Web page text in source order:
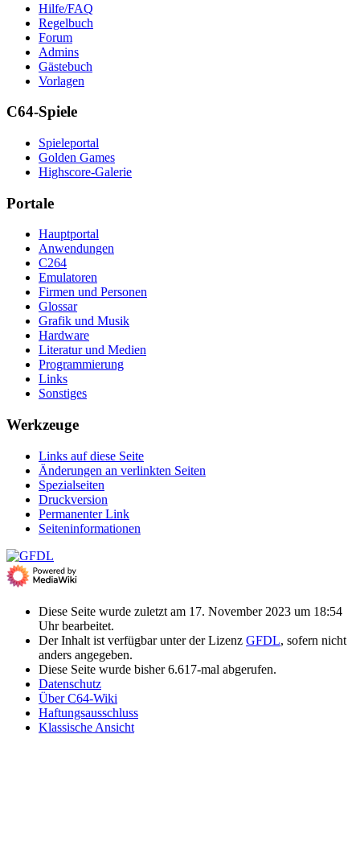
Hilfe/FAQ
Regelbuch
Forum
Admins
Gästebuch
Vorlagen
C64-Spiele
Spieleportal
Golden Games
Highscore-Galerie
Portale
Hauptportal
Anwendungen
C264
Emulatoren
Firmen und Personen
Glossar
Grafik und Musik
Hardware
Literatur und Medien
Programmierung
Links
Sonstiges
Werkzeuge
Links auf diese Seite
Änderungen an verlinkten Seiten
Spezialseiten
Druckversion
Permanenter Link
Seiten­­informationen
Diese Seite wurde zuletzt am 17. November 2023 um 18:54
Uhr bearbeitet.
Der Inhalt ist verfügbar unter der Lizenz GFDL, sofern nicht
anders angegeben.
Diese Seite wurde bisher 6.617-mal abgerufen.
Datenschutz
Über C64-Wiki
Haftungsausschluss
Klassische Ansicht